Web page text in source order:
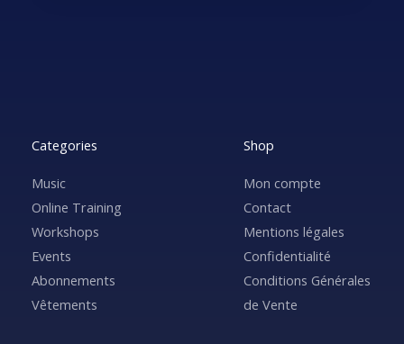
Categories
Music
Online Training
Workshops
Events
Abonnements
Vêtements
Shop
Mon compte
Contact
Mentions légales
Confidentialité
Conditions Générales
de Vente